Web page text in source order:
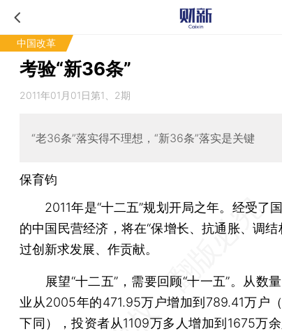
中国改革
考验“新36条”
2011年01月01日第1、2期
“老36条”落实得不理想，“新36条”落实是关键
保育钧
2011年是“十二五”规划开局之年。经受了
的中国民营经济，将在“保增长、抗通胀、调结
过创新求发展、作贡献。
展望“十二五”，需要回顾“十一五”。从数
业从2005年的471.95万户增加到789.41万户
下同），投资者从1109万多人增加到1675万